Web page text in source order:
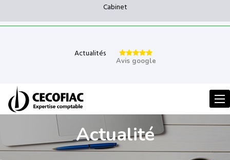
Cabinet
Actualités
Avis google
Actualité